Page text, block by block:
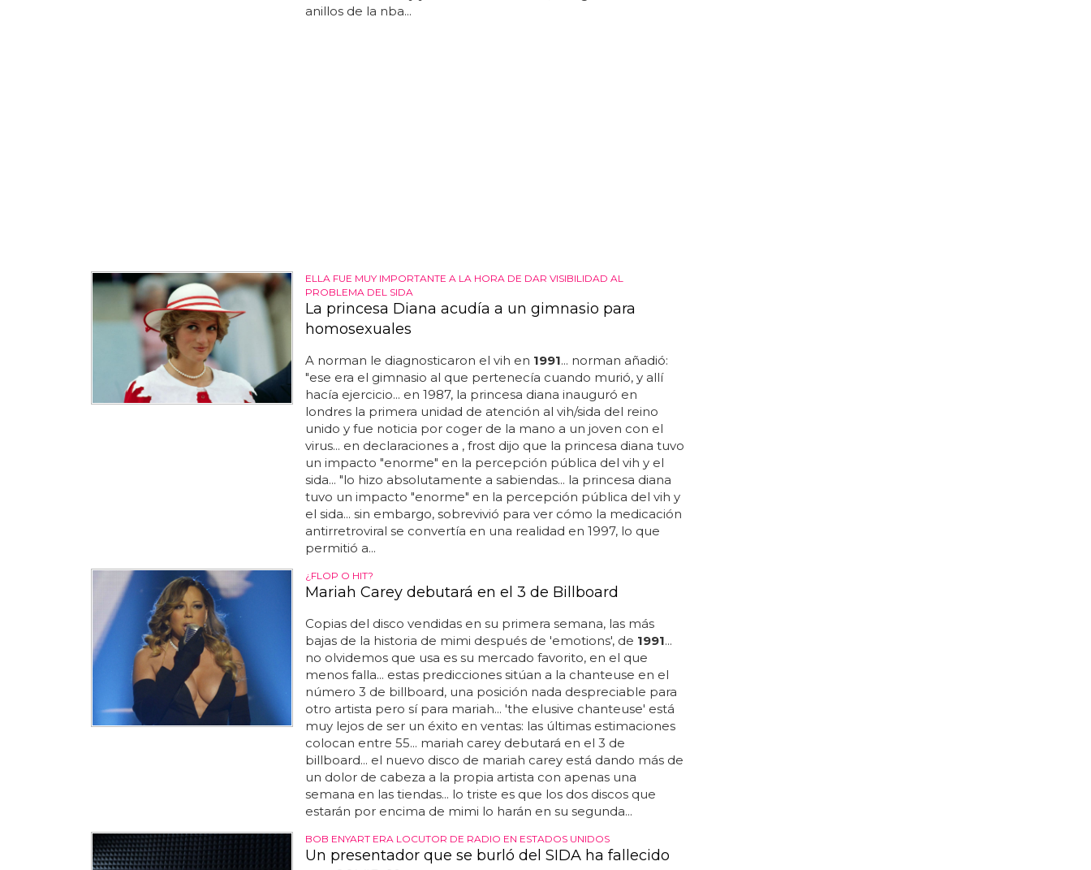
anillos de la nba...
ELLA FUE MUY IMPORTANTE A LA HORA DE DAR VISIBILIDAD AL
PROBLEMA DEL SIDA
La princesa Diana acudía a un gimnasio para
homosexuales
A norman le diagnosticaron el vih en 1991... norman añadió:
"ese era el gimnasio al que pertenecía cuando murió, y allí
hacía ejercicio... en 1987, la princesa diana inauguró en
londres la primera unidad de atención al vih/sida del reino
unido y fue noticia por coger de la mano a un joven con el
virus... en declaraciones a , frost dijo que la princesa diana tuvo
un impacto "enorme" en la percepción pública del vih y el
sida... "lo hizo absolutamente a sabiendas... la princesa diana
tuvo un impacto "enorme" en la percepción pública del vih y
el sida... sin embargo, sobrevivió para ver cómo la medicación
antirretroviral se convertía en una realidad en 1997, lo que
permitió a...
¿FLOP O HIT?
Mariah Carey debutará en el 3 de Billboard
Copias del disco vendidas en su primera semana, las más
bajas de la historia de mimi después de 'emotions', de 1991...
no olvidemos que usa es su mercado favorito, en el que
menos falla... estas predicciones sitúan a la chanteuse en el
número 3 de billboard, una posición nada despreciable para
otro artista pero sí para mariah... 'the elusive chanteuse' está
muy lejos de ser un éxito en ventas: las últimas estimaciones
colocan entre 55... mariah carey debutará en el 3 de
billboard... el nuevo disco de mariah carey está dando más de
un dolor de cabeza a la propia artista con apenas una
semana en las tiendas... lo triste es que los dos discos que
estarán por encima de mimi lo harán en su segunda...
BOB ENYART ERA LOCUTOR DE RADIO EN ESTADOS UNIDOS
Un presentador que se burló del SIDA ha fallecido